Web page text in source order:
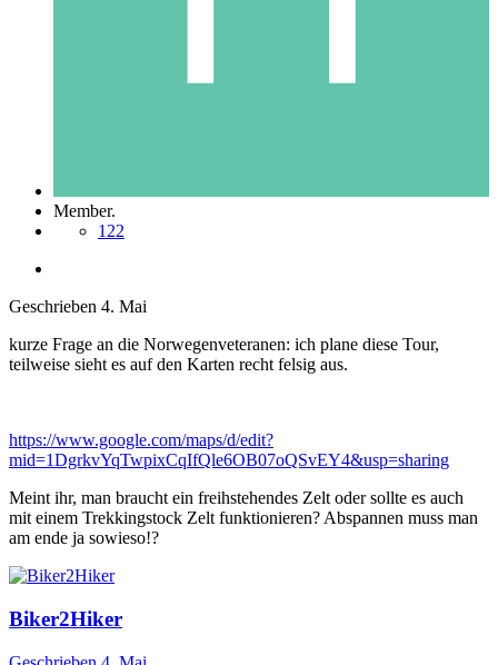
Member.
122
Geschrieben 4. Mai
kurze Frage an die Norwegenveteranen: ich plane diese Tour,
teilweise sieht es auf den Karten recht felsig aus.
https://www.google.com/maps/d/edit?
mid=1DgrkvYqTwpixCqIfQle6OB07oQSvEY4&usp=sharing
Meint ihr, man braucht ein freihstehendes Zelt oder sollte es auch
mit einem Trekkingstock Zelt funktionieren? Abspannen muss man
am ende ja sowieso!?
Biker2Hiker